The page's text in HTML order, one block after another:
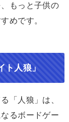
もっと子供の
めです。
人狼」
「人狼」は、
るボードゲー